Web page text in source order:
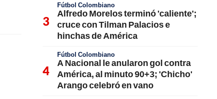
Fútbol Colombiano
Alfredo Morelos terminó 'caliente';
cruce con Tilman Palacios e
hinchas de América
Fútbol Colombiano
A Nacional le anularon gol contra
América, al minuto 90+3; 'Chicho'
Arango celebró en vano